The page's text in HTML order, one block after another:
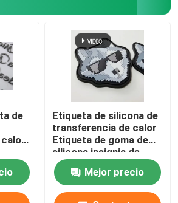
de
Etiqueta de silicona de
transferencia de calor
Etiqueta de goma de
silicona insignia de
dibujo animado
multicolor
ENISO20471
Mejor precio